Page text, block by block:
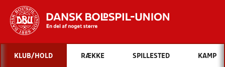
Hvad vil du søge efter?
KLUB/HOLD RÆKKE SPILLESTED KAMP